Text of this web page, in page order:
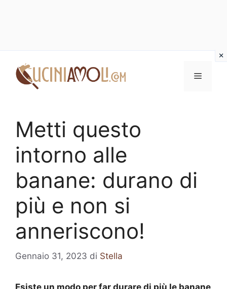
contenuto
Menu
Metti questo
intorno alle
banane: durano di
più e non si
anneriscono!
Gennaio 31, 2023 di Stella
Esiste un modo per far durare di più le banane